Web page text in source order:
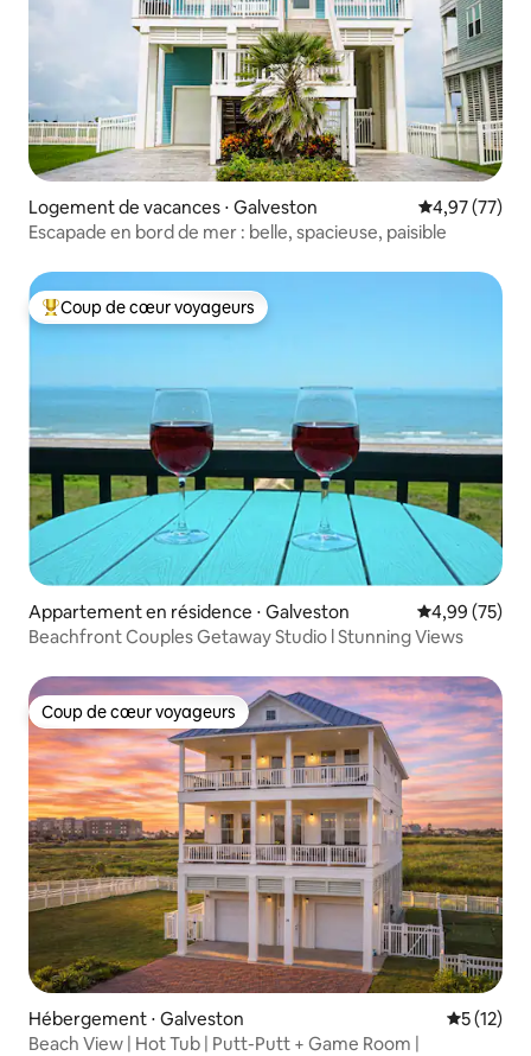
Logement de vacances ⋅ Galveston Évaluation
4,97 (77)
Escapade en bord de mer : belle, spacieuse, paisible
Coups de cœur voyageurs les plus appréciés
Coup de cœur voyageurs
Appartement en résidence ⋅ Galveston Évaluation
4,99 (75)
Beachfront Couples Getaway Studio l Stunning Views
Coup de cœur voyageurs
Coup de cœur voyageurs
Hébergement ⋅ Galveston
5 (12)
Beach View | Hot Tub | Putt-Putt + Game Room |